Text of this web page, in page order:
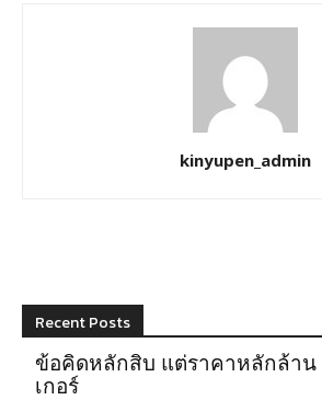
kinyupen_admin
Recent Posts
ข้อคิดหลักสิบ แต่ราคาหลักล้าน
เกอร์